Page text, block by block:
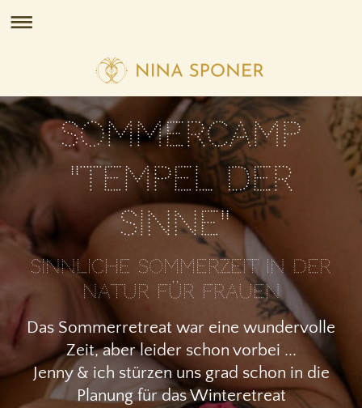
Sommercamp
"Tempel der
Sinne"
Sinnliche Sommerzeit in der
Natur für Frauen
Das Sommerretreat war eine wundervolle
Zeit, aber leider schon vorbei ...
Jenny & ich stürzen uns grad schon in die
Planung für das Winteretreat